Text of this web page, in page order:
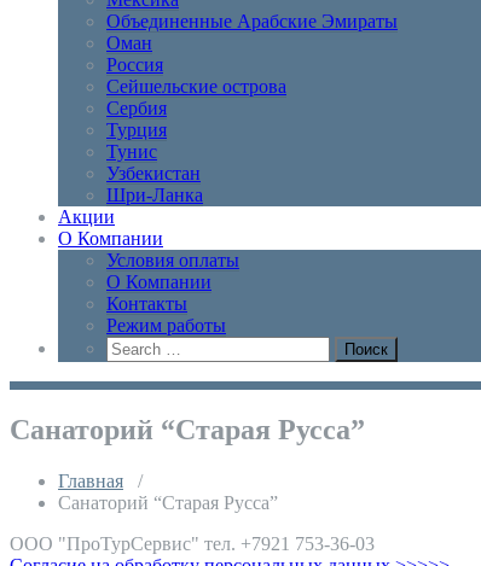
Объединенные Арабские Эмираты
Оман
Россия
Сейшельские острова
Сербия
Турция
Тунис
Узбекистан
Шри-Ланка
Акции
О Компании
Условия оплаты
О Компании
Контакты
Режим работы
Санаторий “Старая Русса”
Главная /
Санаторий “Старая Русса”
ООО "ПроТурСервис" тел. +7921 753-36-03